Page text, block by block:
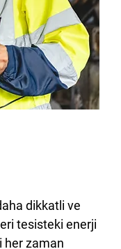
dikkatli ve
tesisteki enerji
her zaman